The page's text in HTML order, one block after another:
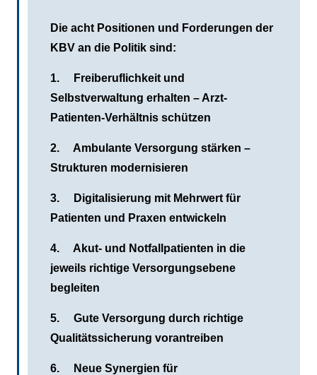
Die acht Positionen und Forderungen der
KBV an die Politik sind:
1. Freiberuflichkeit und
Selbstverwaltung erhalten – Arzt-
Patienten-Verhältnis schützen
2. Ambulante Versorgung stärken –
Strukturen modernisieren
3. Digitalisierung mit Mehrwert für
Patienten und Praxen entwickeln
4. Akut- und Notfallpatienten in die
jeweils richtige Versorgungsebene
begleiten
5. Gute Versorgung durch richtige
Qualitätssicherung vorantreiben
6. Neue Synergien für